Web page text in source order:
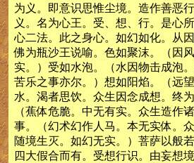
为义。即意识思惟尘境。造作善恶
义。名为心王。受、想、行。是心
心二法。此之身心。如幻如化。从
佛为瓶沙王说喻。色如聚沫。（因
实。）受如水泡。（水因物击成泡
苦乐之事亦尔。）想如阳焰。（远
水。渴者思饮。众生因念成想。终
（蕉体危脆。中无有实。众生造作
事。（幻术幻作人马。本无实体。
随境生灭。如幻无实。）菩萨以般
四大假合而有。受想行识。由妄想